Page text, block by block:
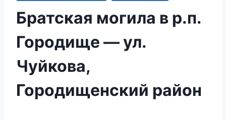
Братская могила в р.п.
Городище — ул.
Чуйкова,
Городищенский район